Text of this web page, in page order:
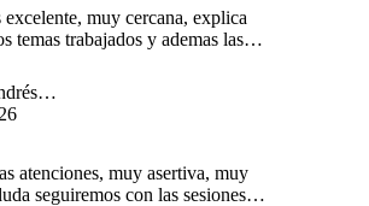
excelente, muy cercana, explica
temas trabajados y ademas las
atenciones, muy asertiva, muy
seguiremos con las sesiones